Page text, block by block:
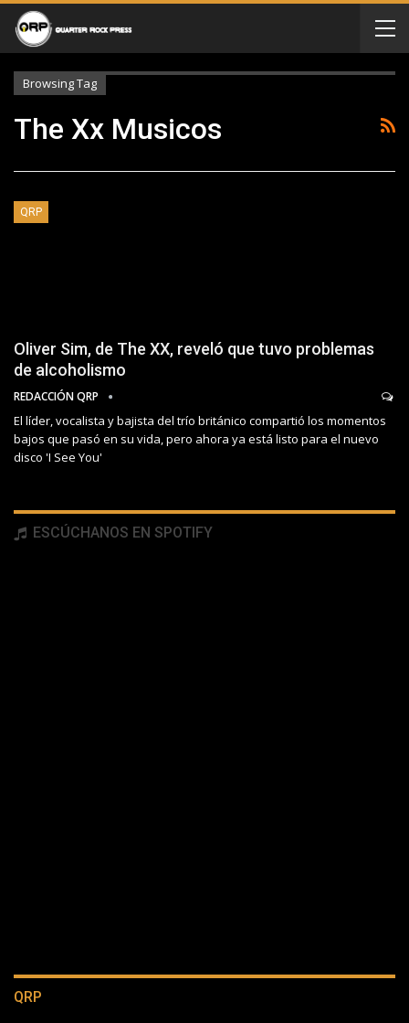
Browsing Tag
The Xx Musicos
QRP
Oliver Sim, de The XX, reveló que tuvo problemas
de alcoholismo
REDACCIÓN QRP
El líder, vocalista y bajista del trío británico compartió los momentos
bajos que pasó en su vida, pero ahora ya está listo para el nuevo
disco 'I See You'
ESCÚCHANOS EN SPOTIFY
QRP